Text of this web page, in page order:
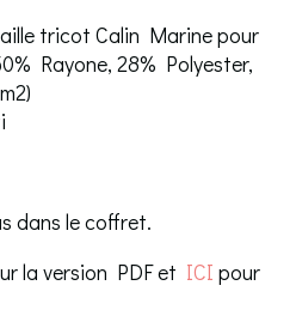
tricot Calin Marine pour
Rayone, 28% Polyester,
dans le coffret.
la version PDF et ICI pour